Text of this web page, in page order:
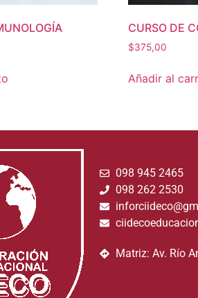
CURSO DE
$375,00
Añadir al
098 945 2465
098 262 2530
Matriz: Av. Río